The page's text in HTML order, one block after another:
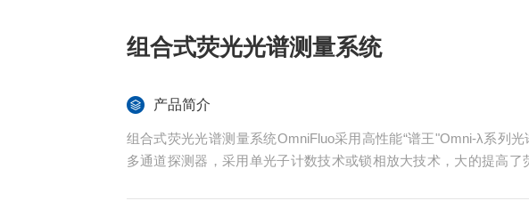
组合式荧光光谱测量系统
产品简介
组合式荧光光谱测量系统OmniFluo采用高性能“谱王"Omni-λ系列
多通道探测器，采用单光子计数技术或锁相放大技术，大的提高